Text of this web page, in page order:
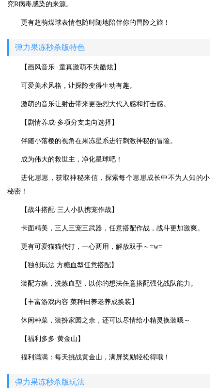
究R病毒感染的来源。
更有超萌煤球表情包随时随地陪伴你的冒险之旅！
弹力果冻秒杀版特色
【画风音乐 ·童真激萌不失酷炫】
可爱美术风格，让探险变得生动有趣。
激萌的音乐让射击带来更强烈大代入感和打击感。
【剧情养成·多项分支走向选择】
伴随小落樱的视角在果冻星系进行刺激神秘的冒险。
成为伟大的救世主，净化星球吧！
进化崽崽，获取神秘来信，探索每个崽崽成长中不为人知的小
秘密！
【战斗搭配·三人小队携宠作战】
卡面精美，三人三宠三武器，任意搭配作战，战斗更加激爽。
更有可爱猫猫代打，一心两用，解放双手～=w=
【独创玩法 方糖血型任意搭配】
装配方糖，洗炼血型，以你的想法任意搭配强化战队能力。
【丰富游戏内容 菜种田养老养成换装】
休闲种菜，装扮家园之余，还可以尽情给小精灵换装哦～
【福利多多·黄金山】
福利满满：每天挑战黄金山，满屏奖励轻松得哦！
弹力果冻秒杀版玩法